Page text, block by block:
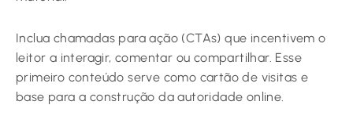
Inclua chamadas para ação (CTAs) que incentivem o
leitor a interagir, comentar ou compartilhar. Esse
primeiro conteúdo serve como cartão de visitas e
base para a construção da autoridade online.